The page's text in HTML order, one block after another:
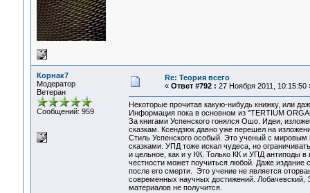
Корнак7
Модератор
Ветеран
Сообщений: 959
Re: Теория всего
« Ответ #792 : 27 Ноября 2011, 10:15:50
Некоторые прочитав какую-нибудь книжку, или
Информация пока в основном из "TERTIUM
За книгами Успенского гонялся Ошо. Идеи,
сказкам. Ксендзюк давно уже перешел на
Стиль Успенского особый. Это ученый с мировым
сказками. УПД тоже искал чудеса, но
и цельное, как и у КК. Только КК и УПД антиподы
честности может поучиться любой. Даже издание
после его смерти. Это учение не является
современных научных достижений. Лобачевский,
материалов не получится.